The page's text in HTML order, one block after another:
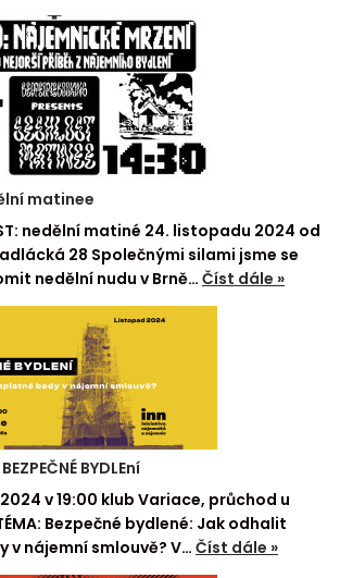
matinee
nedělní matiné 24. listopadu 2024 od
28 Společnými silami jsme se
nedělní nudu v Brně… Číst dále »
BYDLEní
v 19:00 klub Variace, průchod u
Bezpečné bydlené: Jak odhalit
v nájemní smlouvě? V… Číst dále »